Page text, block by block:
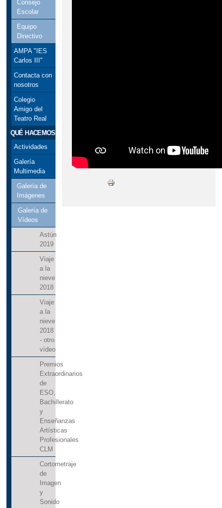
Consejo
Escolar
Equipo
Directivo
AMPA "IES
Carlos III"
Contacta con
nosotros
Colegio
Amigo del
Teatro Real
QUÉ HACEMOS
Actividades
Galería
Multimedia
Galería de
Imágenes
Galería de
Vídeos
Astún
2019
Viaje
a la
nieve
2018
Viaje
a la
nieve
2018
- otro
vídeo
Premios
Extraordinarios
de
ESO,
Bachillerato
y
Enseñanzas
Artísticas
Profesionales
CLM
Cortometraje
de
Imagen
y
Sonido